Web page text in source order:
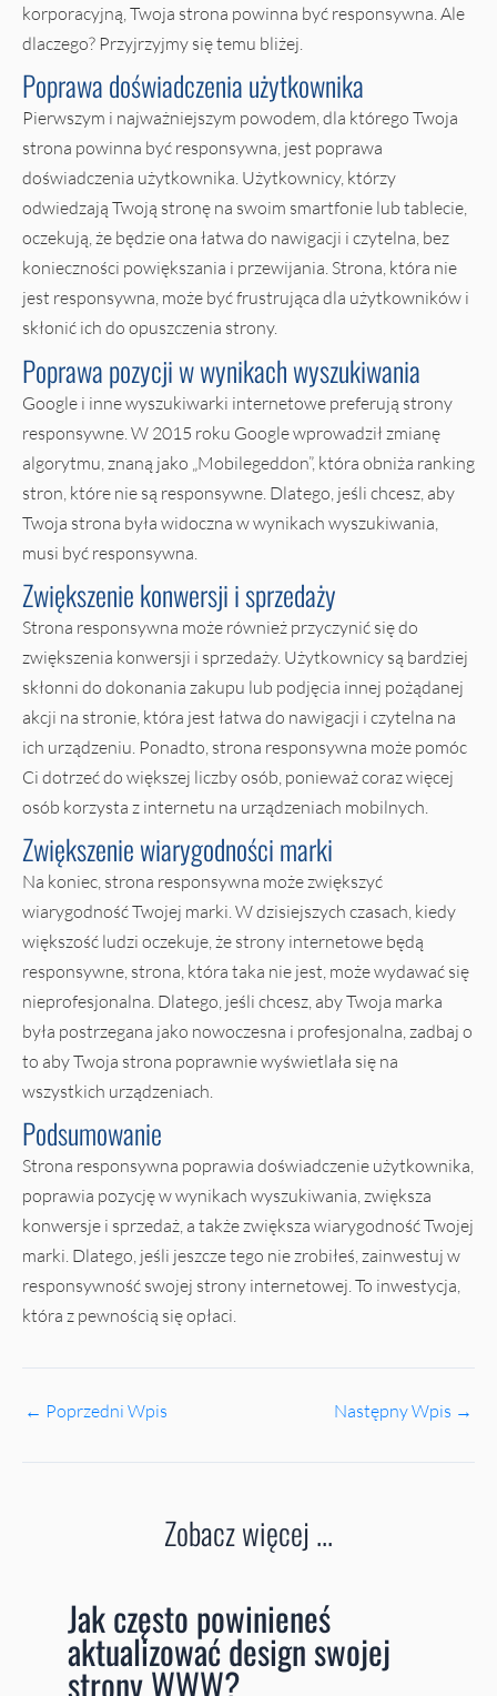
korporacyjną, Twoja strona powinna być responsywna. Ale
dlaczego? Przyjrzyjmy się temu bliżej.
Poprawa doświadczenia użytkownika
Pierwszym i najważniejszym powodem, dla którego Twoja
strona powinna być responsywna, jest poprawa
doświadczenia użytkownika. Użytkownicy, którzy
odwiedzają Twoją stronę na swoim smartfonie lub tablecie,
oczekują, że będzie ona łatwa do nawigacji i czytelna, bez
konieczności powiększania i przewijania. Strona, która nie
jest responsywna, może być frustrująca dla użytkowników i
skłonić ich do opuszczenia strony.
Poprawa pozycji w wynikach wyszukiwania
Google i inne wyszukiwarki internetowe preferują strony
responsywne. W 2015 roku Google wprowadził zmianę
algorytmu, znaną jako „Mobilegeddon”, która obniża ranking
stron, które nie są responsywne. Dlatego, jeśli chcesz, aby
Twoja strona była widoczna w wynikach wyszukiwania,
musi być responsywna.
Zwiększenie konwersji i sprzedaży
Strona responsywna może również przyczynić się do
zwiększenia konwersji i sprzedaży. Użytkownicy są bardziej
skłonni do dokonania zakupu lub podjęcia innej pożądanej
akcji na stronie, która jest łatwa do nawigacji i czytelna na
ich urządzeniu. Ponadto, strona responsywna może pomóc
Ci dotrzeć do większej liczby osób, ponieważ coraz więcej
osób korzysta z internetu na urządzeniach mobilnych.
Zwiększenie wiarygodności marki
Na koniec, strona responsywna może zwiększyć
wiarygodność Twojej marki. W dzisiejszych czasach, kiedy
większość ludzi oczekuje, że strony internetowe będą
responsywne, strona, która taka nie jest, może wydawać się
nieprofesjonalna. Dlatego, jeśli chcesz, aby Twoja marka
była postrzegana jako nowoczesna i profesjonalna, zadbaj o
to aby Twoja strona poprawnie wyświetlała się na
wszystkich urządzeniach.
Podsumowanie
Strona responsywna poprawia doświadczenie użytkownika,
poprawia pozycję w wynikach wyszukiwania, zwiększa
konwersje i sprzedaż, a także zwiększa wiarygodność Twojej
marki. Dlatego, jeśli jeszcze tego nie zrobiłeś, zainwestuj w
responsywność swojej strony internetowej. To inwestycja,
która z pewnością się opłaci.
← Poprzedni Wpis Następny Wpis →
Zobacz więcej ...
Jak często powinieneś
aktualizować design swojej
strony WWW?